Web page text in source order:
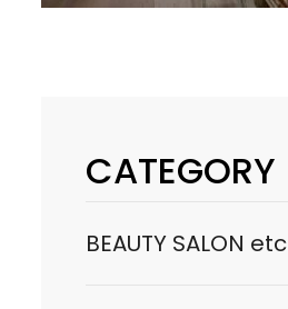
CATEGORY
BEAUTY SALON etc